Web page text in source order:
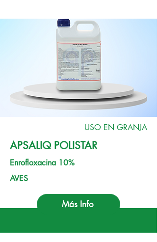
USO EN GRANJA
APSALIQ POLISTAR
Enrofloxacina 10%
AVES
Más Info